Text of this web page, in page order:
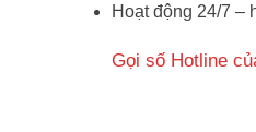
Hoạt động 24/7 –
Gọi số Hotline